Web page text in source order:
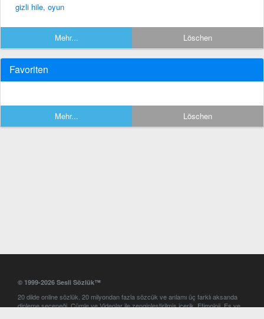
gizli hile, oyun
Mehr... Löschen
Favoriten
Mehr... Löschen
© 1999-2026 Sesli Sözlük™
20 dilde online sözlük. 20 milyondan fazla sözcük ve anlamı üç farklı aksanda
dinleme seçeneği. Cümle ve Videolar ile zenginleştirilmiş içerik. Etimoloji, Eş ve